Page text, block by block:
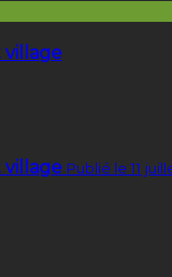
village
village Publié le 11